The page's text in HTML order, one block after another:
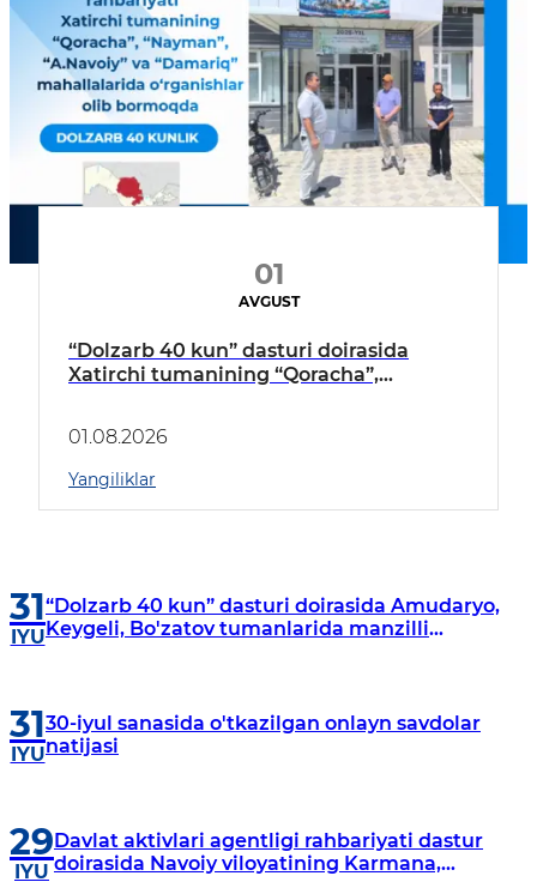
01
AVGUST
“Dolzarb 40 kun” dasturi doirasida
Xatirchi tumanining “Qoracha”,
borildi
01.08.2026
Yangiliklar
31
IYU
“Dolzarb 40 kun” dasturi doirasida Amudaryo,
Keygeli, Bo'zatov tumanlarida manzilli
31
IYU
30-iyul sanasida o'tkazilgan onlayn savdolar
natijasi
29
IYU
Davlat aktivlari agentligi rahbariyati dastur
doirasida Navoiy viloyatining Karmana,